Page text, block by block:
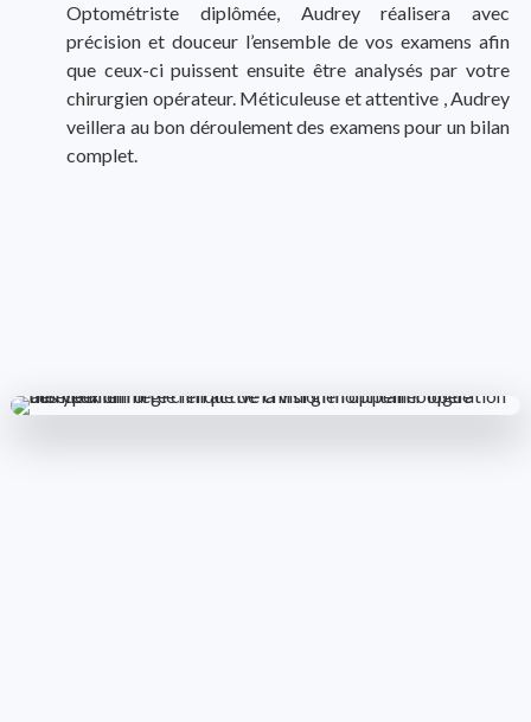
Optométriste diplômée, Audrey réalisera avec
précision et douceur l’ensemble de vos examens afin
que ceux-ci puissent ensuite être analysés par votre
chirurgien opérateur. Méticuleuse et attentive , Audrey
veillera au bon déroulement des examens pour un bilan
complet.